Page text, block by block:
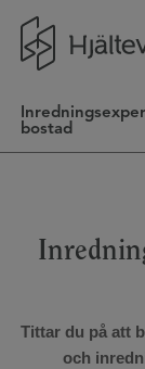
bostad
Tittar du på att
och